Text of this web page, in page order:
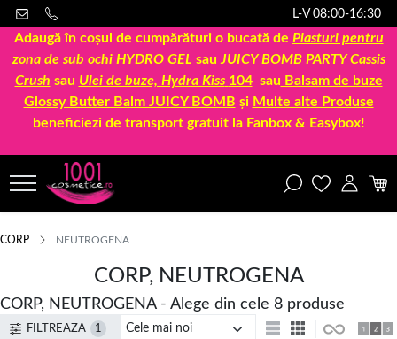
L-V 08:00-16:30
Adaugă în coșul de cumpărături o bucată de Plasturi pentru
zona de sub ochi HYDRO GEL sau JUICY BOMB PARTY Cassis
Crush sau Ulei de buze, Hydra Kiss 104sau Balsam de buze
Glossy Butter Balm JUICY BOMB și Multe alte Produse
beneficiezi de transport gratuit la Fanbox & Easybox!
CORP NEUTROGENA
CORP, NEUTROGENA
CORP, NEUTROGENA - Alege din cele 8 produse
FILTREAZA 1